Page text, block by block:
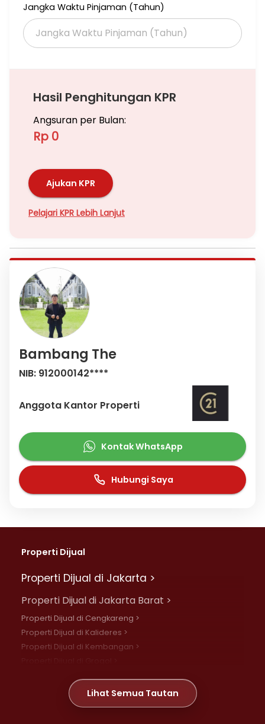
Jangka Waktu Pinjaman (Tahun)
Hasil Penghitungan KPR
Angsuran per Bulan:
Rp 0
Ajukan KPR
Pelajari KPR Lebih Lanjut
Bambang The
NIB: 912000142****
Anggota Kantor Properti
Kontak WhatsApp
Hubungi Saya
Properti Dijual
Properti Dijual di Jakarta >
Properti Dijual di Jakarta Barat >
Properti Dijual di Cengkareng >
Properti Dijual di Kalideres >
Properti Dijual di Kembangan >
Properti Dijual di Meruya >
Properti Dijual di Jelambar >
Lihat Semua Tautan